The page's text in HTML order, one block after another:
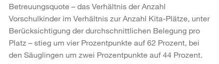
Betreuungsquote – das Verhältnis der Anzahl
Vorschulkinder im Verhältnis zur Anzahl Kita-Plätze, unter
Berücksichtigung der durchschnittlichen Belegung pro
Platz – stieg um vier Prozentpunkte auf 62 Prozent, bei
den Säuglingen um zwei Prozentpunkte auf 44 Prozent.